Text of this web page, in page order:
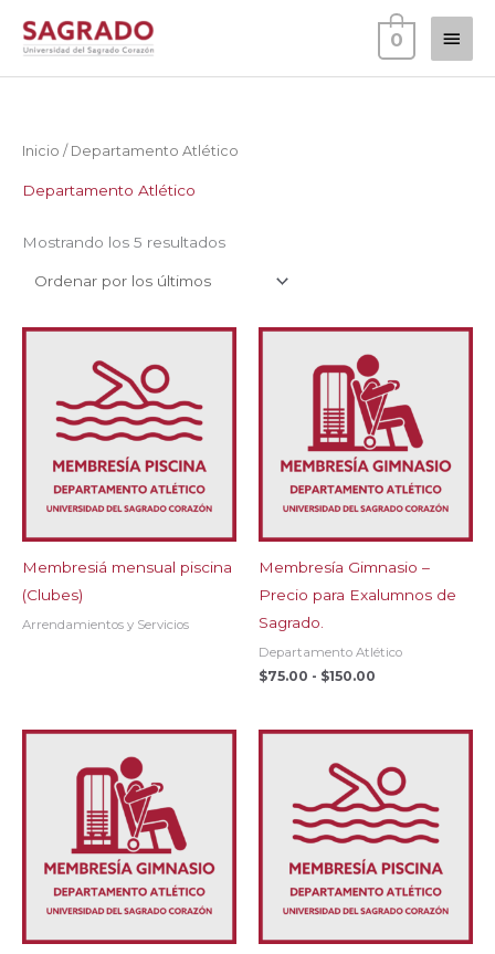
0
Inicio / Departamento Atlético
Departamento Atlético
Mostrando los 5 resultadosOrdenado
últimos
Membresiá mensual piscina
(Clubes)
Arrendamientos y Servicios
Membresía Gimnasio –
Precio para Exalumnos de
Sagrado.
Departamento Atlético
$75.00 - $150.00
desde
hasta
$150.00